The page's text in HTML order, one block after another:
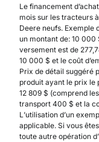
Le financement
mois sur les tracteurs
Deere neufs. Exemple
un montant de: 10 000
versement est de
10 000 $ et le coût
Prix de détail suggéré
produit ayant le prix le
12 809 $ (comprend
transport 400 $ et la
L’utilisation d’un
applicable. Si vous
toute autre opération